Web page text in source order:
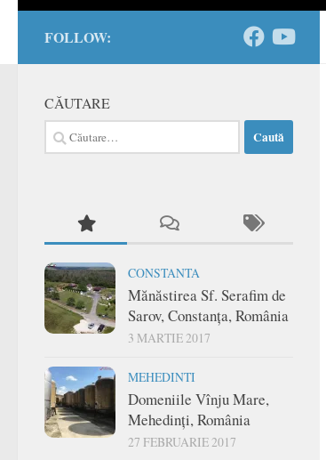
FOLLOW:
CĂUTARE
Caută
după:
CONSTANTA
Mănăstirea Sf. Serafim de
Sarov, Constanța, România
3 MARTIE 2017
MEHEDINTI
Domeniile Vînju Mare,
Mehedinți, România
27 FEBRUARIE 2017